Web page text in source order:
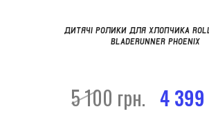
ДИТЯЧІ РОЛИКИ ДЛЯ ХЛОПЧИКА
BLADERUNNER PHOENIX
5 100 грн. 4 399